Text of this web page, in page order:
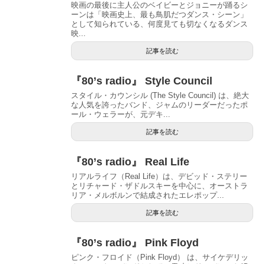
映画の最後に主人公のベイビーとジョニーが踊るシ
ーンは「映画史上、最も鳥肌だつダンス・シーン」
として知られている、何度見ても切なくなるダンス
映...
記事を読む
『80’s radio』 Style Council
スタイル・カウンシル (The Style Council) は、絶大
な人気を誇ったバンド、ジャムのリーダーだったポ
ール・ウェラーが、元デキ...
記事を読む
『80’s radio』 Real Life
リアルライフ（Real Life）は、デビッド・ステリー
とリチャード・ザドルスキーを中心に、オーストラ
リア・メルボルンで結成されたエレポップ...
記事を読む
『80’s radio』 Pink Floyd
ピンク・フロイド（Pink Floyd） は、サイケデリッ